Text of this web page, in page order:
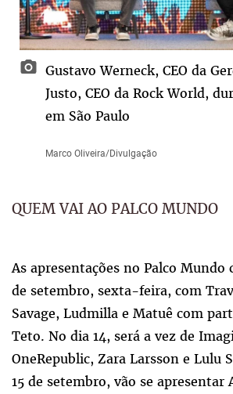
Gustavo Werneck, CEO da
Justo, CEO da Rock World,
em São Paulo
Marco Oliveira/Divulgação
QUEM VAI AO PALCO MUNDO
As apresentações no Palco Mundo
de setembro, sexta-feira, com
Savage, Ludmilla e Matuê com
Teto. No dia 14, será a vez de
OneRepublic, Zara Larsson e Lulu
15 de setembro, vão se apresentar